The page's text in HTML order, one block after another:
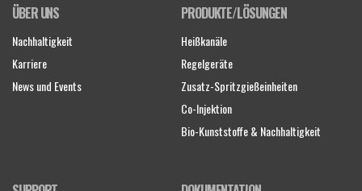
ÜBER UNS
Nachhaltigkeit
Karriere
News und Events
PRODUKTE/LÖSUNGEN
Heißkanäle
Regelgeräte
Zusatz-Spritzgießeinheiten
Co-Injektion
Bio-Kunststoffe & Nachhaltigkeit